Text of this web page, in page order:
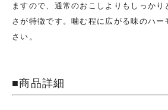
ますので、通常のおこしよりもしっかり
さが特徴です。噛む程に広がる味のハー
さい。
■商品詳細